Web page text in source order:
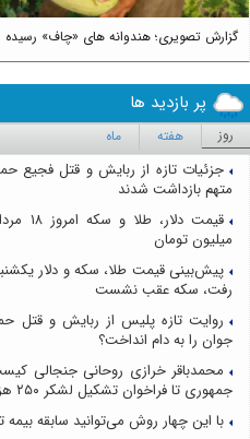
گزارش تصویری؛ هندوانه های «چاف» رسیده
پر بازدید ها
روز هفته ماه
متهم بازداشت شدند
میلیون تومان
رفت، سکه عقب نشست
روایت تازه پلیس از ربایش و قتل
جوان را به دام انداخت؟
محمدباقر خرازی روحانی جنجالی
جمهوری تا فراخوان تشکیل لشکر ۲۵۰ هزار نفری و احضار به دادگاه
با این چهار روش می‌توانید سابقه